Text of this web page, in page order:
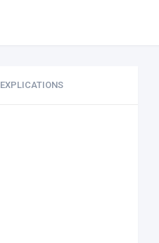
EXPLICATIONS